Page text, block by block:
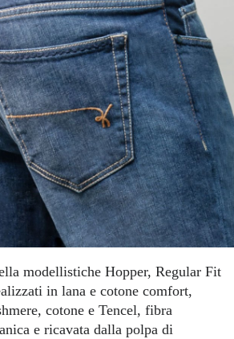
modellistiche Hopper, Regular Fit
in lana e cotone comfort,
cotone e Tencel, fibra
e ricavata dalla polpa di